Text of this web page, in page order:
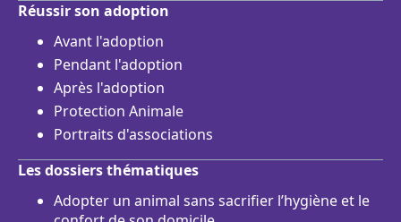
Réussir son adoption
Avant l'adoption
Pendant l'adoption
Après l'adoption
Protection Animale
Portraits d'associations
Les dossiers thématiques
Adopter un animal sans sacrifier l’hygiène et le